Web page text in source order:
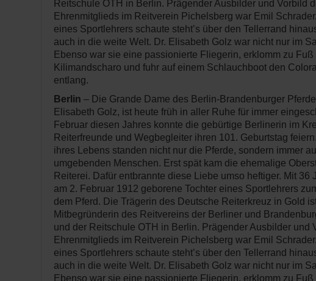
Reitschule OTH in Berlin. Prägender Ausbilder und Vorbild
Ehrenmitglieds im Reitverein Pichelsberg war Emil
eines Sportlehrers schaute steht’s über den Tellerrand
auch in die weite Welt. Dr. Elisabeth Golz war nicht nur im
Ebenso war sie eine passionierte Fliegerin, erklomm zu Fuß
Kilimandscharo und fuhr auf einem Schlauchboot den
entlang.
Berlin – Die Grande Dame des Berlin-Brandenburger
Elisabeth Golz, ist heute früh in aller Ruhe für immer
Februar diesen Jahres konnte die gebürtige Berlinerin im
Reiterfreunde und Wegbegleiter ihren 101. Geburtstag
ihres Lebens standen nicht nur die Pferde, sondern immer
umgebenden Menschen. Erst spät kam die ehemalige
Reiterei. Dafür entbrannte diese Liebe umso heftiger. Mit 36
am 2. Februar 1912 geborene Tochter eines Sportlehrers
dem Pferd. Die Trägerin des Deutsche Reiterkreuz in Gold
Mitbegründerin des Reitvereins der Berliner und
und der Reitschule OTH in Berlin. Prägender Ausbilder und
Ehrenmitglieds im Reitverein Pichelsberg war Emil
eines Sportlehrers schaute steht’s über den Tellerrand
auch in die weite Welt. Dr. Elisabeth Golz war nicht nur im
Ebenso war sie eine passionierte Fliegerin, erklomm zu Fuß